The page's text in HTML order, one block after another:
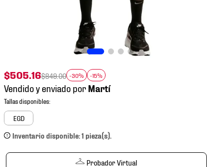
$505.16$849.00 -30% -15%
Vendido y enviado por
EGD
Inventario disponible: 1 pieza(s).
Probador Virtual